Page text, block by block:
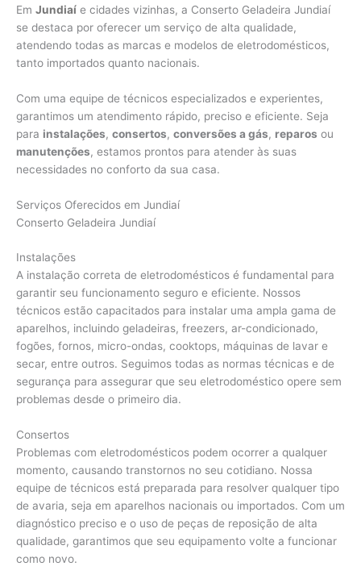
Em Jundiaí e cidades vizinhas, a Conserto Geladeira Jundiaí
se destaca por oferecer um serviço de alta qualidade,
atendendo todas as marcas e modelos de eletrodomésticos,
tanto importados quanto nacionais.
Com uma equipe de técnicos especializados e experientes,
garantimos um atendimento rápido, preciso e eficiente. Seja
para instalações, consertos, conversões a gás, reparos ou
manutenções, estamos prontos para atender às suas
necessidades no conforto da sua casa.
Serviços Oferecidos em Jundiaí
Conserto Geladeira Jundiaí
Instalações
A instalação correta de eletrodomésticos é fundamental para
garantir seu funcionamento seguro e eficiente. Nossos
técnicos estão capacitados para instalar uma ampla gama de
aparelhos, incluindo geladeiras, freezers, ar-condicionado,
fogões, fornos, micro-ondas, cooktops, máquinas de lavar e
secar, entre outros. Seguimos todas as normas técnicas e de
segurança para assegurar que seu eletrodoméstico opere sem
problemas desde o primeiro dia.
Consertos
Problemas com eletrodomésticos podem ocorrer a qualquer
momento, causando transtornos no seu cotidiano. Nossa
equipe de técnicos está preparada para resolver qualquer tipo
de avaria, seja em aparelhos nacionais ou importados. Com um
diagnóstico preciso e o uso de peças de reposição de alta
qualidade, garantimos que seu equipamento volte a funcionar
como novo.